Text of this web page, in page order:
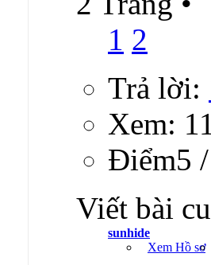
1 2
Trả lời:
Xem:
Ðiểm5
Viết bài
sunhide
Xem Hồ sơ